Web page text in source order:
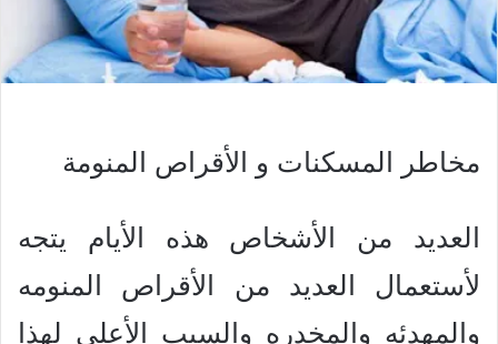
مخاطر المسكنات و الأقراص المنومة
العديد من الأشخاص هذه الأيام يتجه
لأستعمال العديد من الأقراص المنومه
والمهدئه والمخدره والسبب الأعلى لهذا